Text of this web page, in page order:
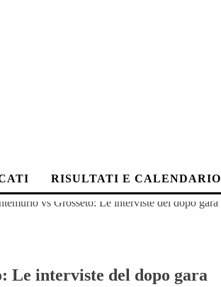
RISULTATI E CALENDARIO
vs Grosseto: Le interviste del dopo gara
Le interviste del dopo gara